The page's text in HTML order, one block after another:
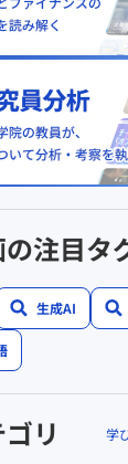
注目タ
生成AI
リ 学